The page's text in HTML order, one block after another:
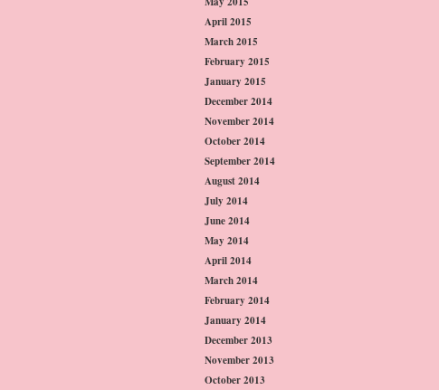
April 2015
March 2015
February 2015
January 2015
December 2014
November 2014
October 2014
September 2014
August 2014
July 2014
June 2014
May 2014
April 2014
March 2014
February 2014
January 2014
December 2013
November 2013
October 2013